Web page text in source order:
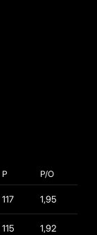
P P/O
117 1,95
115 1,92